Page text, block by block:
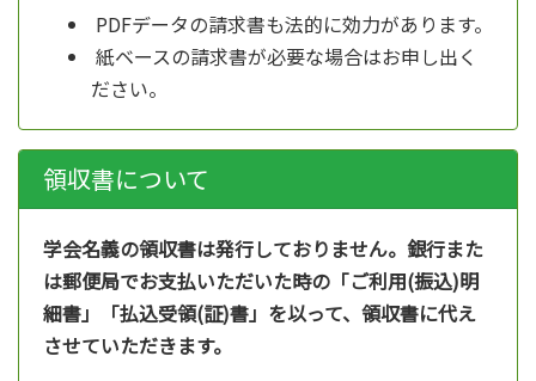
PDFデータの請求書も法的に効力があります。
紙ベースの請求書が必要な場合はお申し出く
ださい。
領収書について
学会名義の領収書は発行しておりません。銀行また
は郵便局でお支払いただいた時の「ご利用(振込)明
細書」「払込受領(証)書」を以って、領収書に代え
させていただきます。